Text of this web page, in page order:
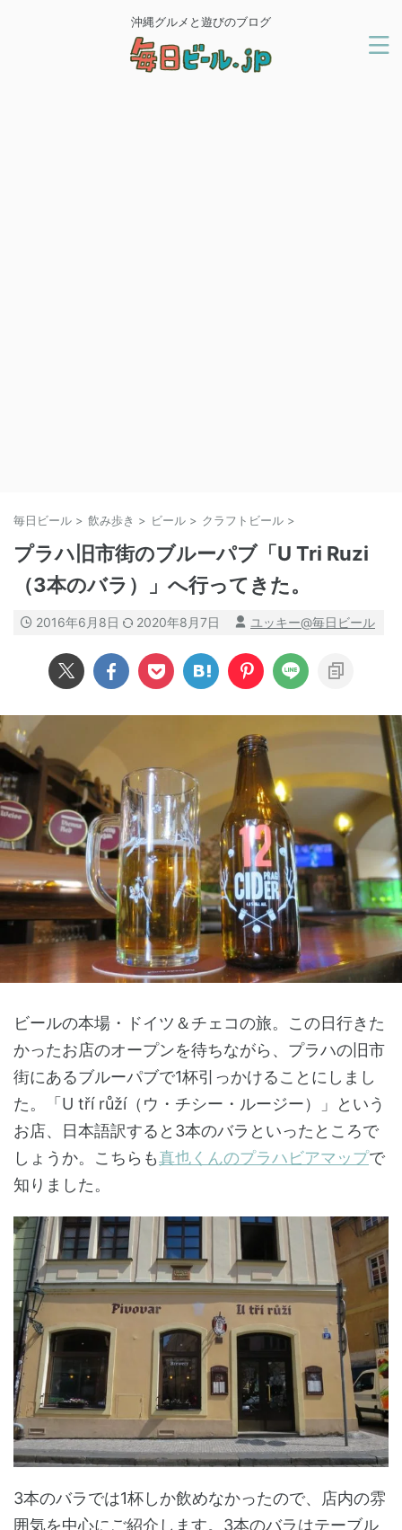
沖縄グルメと遊びのブログ
毎日ビール > 飲み歩き > ビール > クラフトビール >
プラハ旧市街のブルーパブ「U Tri Ruzi
（3本のバラ）」へ行ってきた。
2016年6月8日 2020年8月7日 ユッキー@毎日ビール
ビールの本場・ドイツ＆チェコの旅。この日行きた
かったお店のオープンを待ちながら、プラハの旧市
街にあるブルーパブで1杯引っかけることにしまし
た。「U tří růží（ウ・チシー・ルージー）」という
お店、日本語訳すると3本のバラといったところで
しょうか。こちらも真也くんのプラハビアマップで
知りました。
3本のバラでは1杯しか飲めなかったので、店内の雰
囲気を中心にご紹介します。3本のバラはテーブル